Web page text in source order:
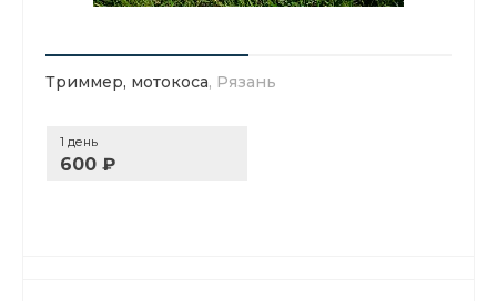
Триммер, мотокоса, Рязань
1 день
600 ₽